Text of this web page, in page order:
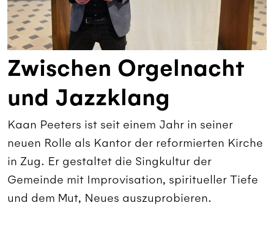
Zwischen Orgelnacht
und Jazzklang
Kaan Peeters ist seit einem Jahr in seiner
neuen Rolle als Kantor der reformierten Kirche
in Zug. Er gestaltet die Singkultur der
Gemeinde mit Improvisation, spiritueller Tiefe
und dem Mut, Neues auszuprobieren.